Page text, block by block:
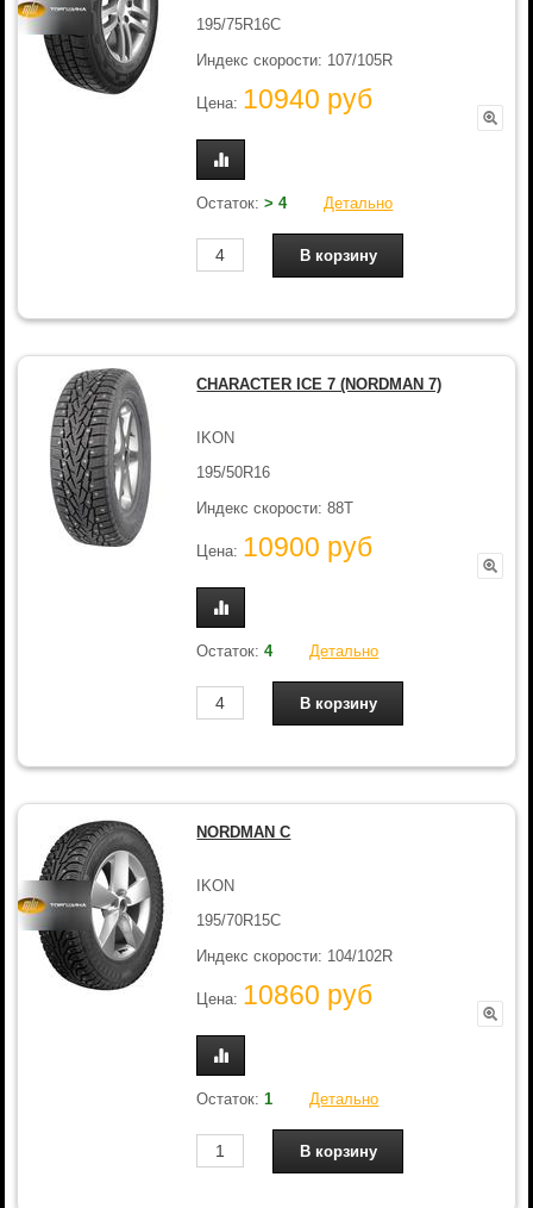
195/75R16C
Индекс скорости: 107/105R
Цена: 10940 руб
Остаток:> 4 Детально
CHARACTER ICE 7 (NORDMAN 7)
IKON
195/50R16
Индекс скорости: 88T
Цена: 10900 руб
Остаток:4 Детально
NORDMAN C
IKON
195/70R15C
Индекс скорости: 104/102R
Цена: 10860 руб
Остаток: 1 Детально